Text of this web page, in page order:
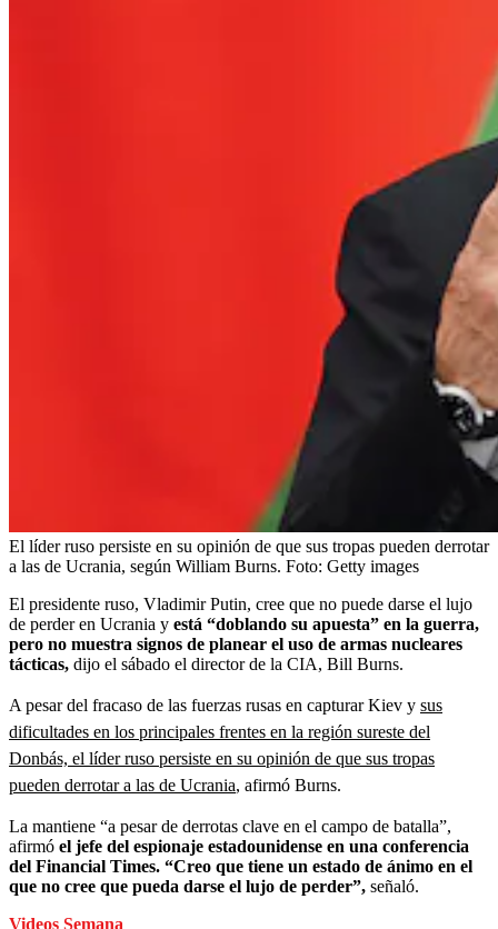
El líder ruso persiste en su opinión de que sus tropas pueden derrotar
a las de Ucrania, según William Burns. Foto: Getty images
El presidente ruso, Vladimir Putin, cree que no puede darse el lujo
de perder en Ucrania y está “doblando su apuesta” en la guerra,
pero no muestra signos de planear el uso de armas nucleares
tácticas, dijo el sábado el director de la CIA, Bill Burns.
A pesar del fracaso de las fuerzas rusas en capturar Kiev y sus
dificultades en los principales frentes en la región sureste del
Donbás, el líder ruso persiste en su opinión de que sus tropas
pueden derrotar a las de Ucrania, afirmó Burns.
La mantiene “a pesar de derrotas clave en el campo de batalla”,
afirmó el jefe del espionaje estadounidense en una conferencia
del Financial Times. “Creo que tiene un estado de ánimo en el
que no cree que pueda darse el lujo de perder”, señaló.
Videos Semana